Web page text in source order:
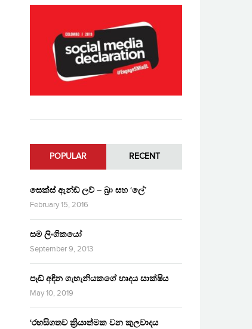
POPULAR RECENT
සෙක්ස් ඇන්ඩ් ලව් – බ්‍රා සහ ‘ලේ’
February 15, 2016
සම ලිංගිකයෝ
September 9, 2013
පෑඩ් අඳින ගැහැනියකගේ හෘදය සාක්ෂිය
May 10, 2019
‘රහසිගතව ක්‍රියාත්මක වන කුලවාදය